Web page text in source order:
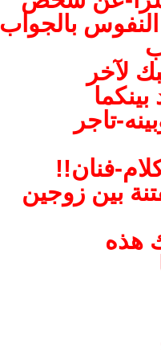
النفوس بالجواب
لآخر
تاجر
فنان!!
بين زوجين
هذه